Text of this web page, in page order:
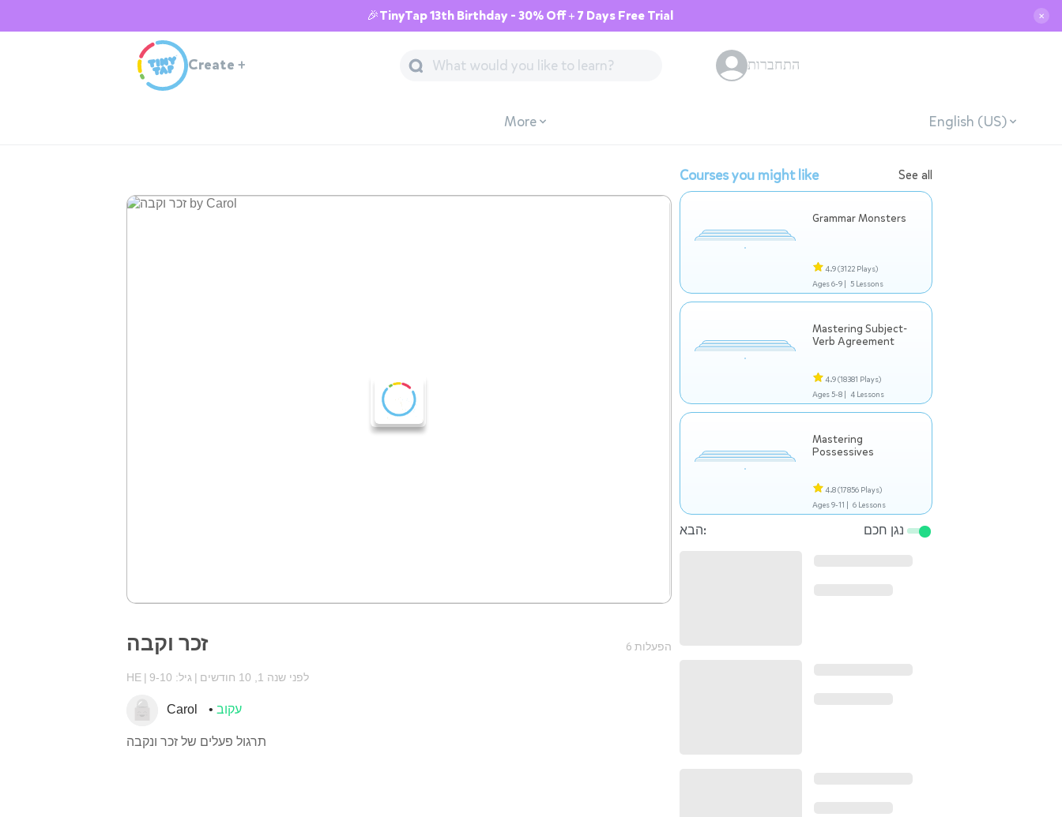
🎉TinyTap 13th Birthday - 30% Off + 7 Days Free Trial ✕
Create + התחברות
More English (US)
זכר וקבה 6 הפעלות
HE גיל: 9-10 לפני שנה 1, 10 חודשים
Carol עקוב
תרגול פעלים של זכר ונקבה
Courses you might like See all
Grammar Monsters
4.9(3122 Plays)
Ages 6-9 | 5 Lessons
Mastering Subject-
Verb Agreement
4.9(18381 Plays)
Ages 5-8 | 4 Lessons
Mastering
Possessives
4.8(17856 Plays)
Ages 9-11 | 6 Lessons
הבא: